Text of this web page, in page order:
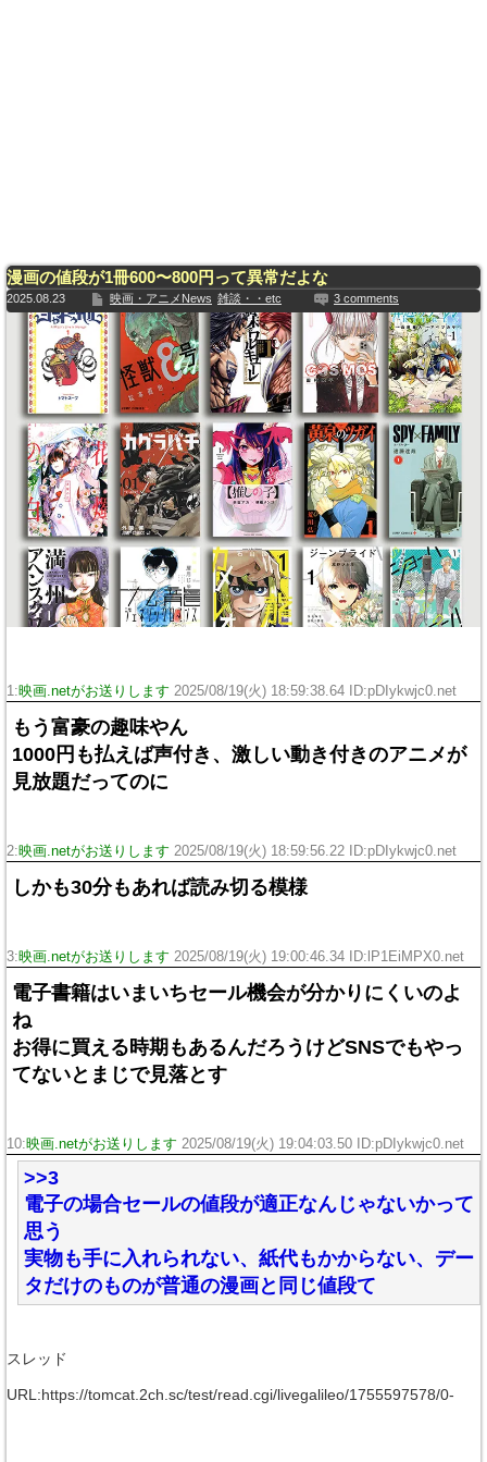
漫画の値段が1冊600〜800円って異常だよな
2025.08.23 映画・アニメNews 雑談・・etc 3 comments
1:映画.netがお送りします 2025/08/19(火) 18:59:38.64 ID:pDIykwjc0.net
もう富豪の趣味やん
1000円も払えば声付き、激しい動き付きのアニメが
見放題だってのに
2:映画.netがお送りします 2025/08/19(火) 18:59:56.22 ID:pDIykwjc0.net
しかも30分もあれば読み切る模様
3:映画.netがお送りします 2025/08/19(火) 19:00:46.34 ID:lP1EiMPX0.net
電子書籍はいまいちセール機会が分かりにくいのよ
ね
お得に買える時期もあるんだろうけどSNSでもやっ
てないとまじで見落とす
10:映画.netがお送りします 2025/08/19(火) 19:04:03.50 ID:pDIykwjc0.net
>>3
電子の場合セールの値段が適正なんじゃないかって
思う
実物も手に入れられない、紙代もかからない、デー
タだけのものが普通の漫画と同じ値段て
スレッド
URL:https://tomcat.2ch.sc/test/read.cgi/livegalileo/1755597578/0-